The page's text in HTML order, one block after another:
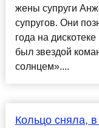
жены супруги
супругов. Они
года на
был звездой
солнцем»....
Кольцо сняла,